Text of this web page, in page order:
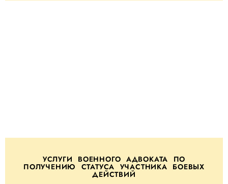
УСЛУГИ ВОЕННОГО АДВОКАТА ПО
ПОЛУЧЕНИЮ СТАТУСА УЧАСТНИКА БОЕВЫХ
ДЕЙСТВИЙ